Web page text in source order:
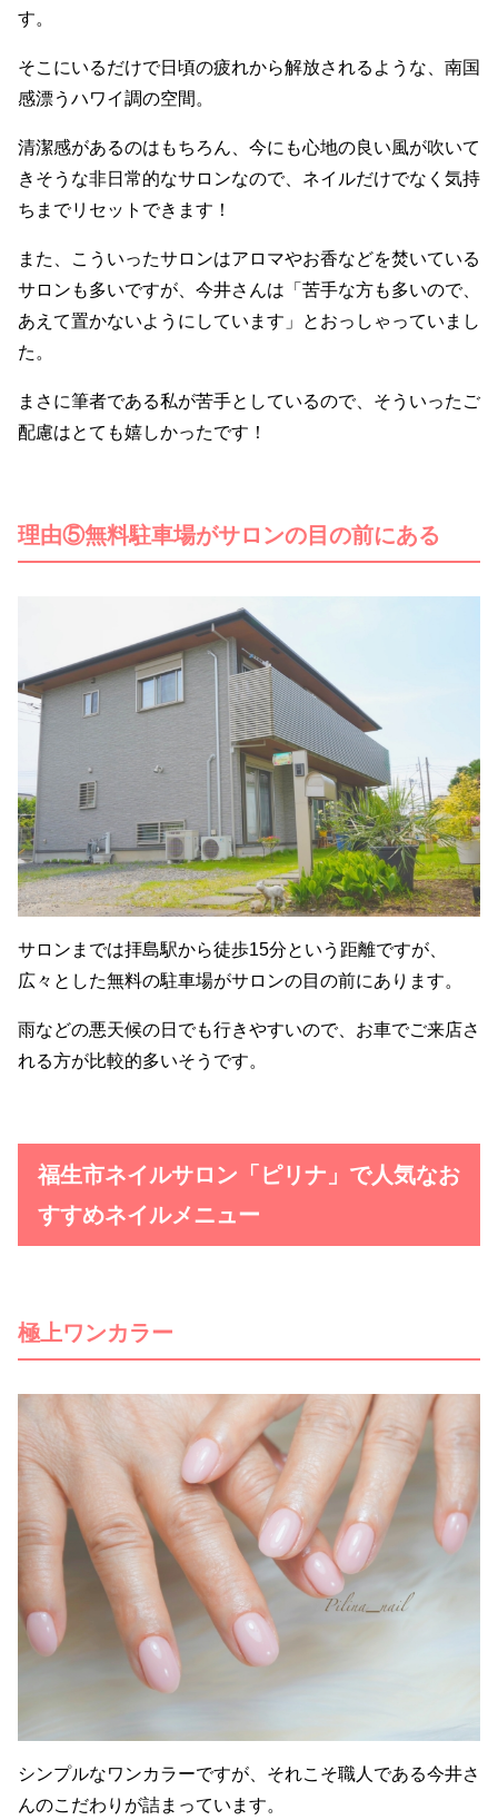
す。
そこにいるだけで日頃の疲れから解放されるような、南国
感漂うハワイ調の空間。
清潔感があるのはもちろん、今にも心地の良い風が吹いて
きそうな非日常的なサロンなので、ネイルだけでなく気持
ちまでリセットできます！
また、こういったサロンはアロマやお香などを焚いている
サロンも多いですが、今井さんは「苦手な方も多いので、
あえて置かないようにしています」とおっしゃっていまし
た。
まさに筆者である私が苦手としているので、そういったご
配慮はとても嬉しかったです！
理由⑤無料駐車場がサロンの目の前にある
サロンまでは拝島駅から徒歩15分という距離ですが、
広々とした無料の駐車場がサロンの目の前にあります。
雨などの悪天候の日でも行きやすいので、お車でご来店さ
れる方が比較的多いそうです。
福生市ネイルサロン「ピリナ」で人気なお
すすめネイルメニュー
極上ワンカラー
シンプルなワンカラーですが、それこそ職人である今井さ
んのこだわりが詰まっています。